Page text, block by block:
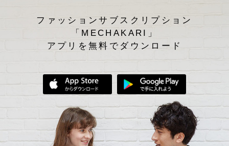
ファッションサブスクリプション
「MECHAKARI」
アプリを無料でダウンロード
App Storeからダウンロード